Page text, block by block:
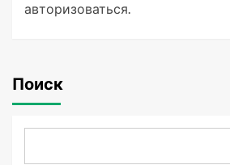
авторизоваться.
Поиск